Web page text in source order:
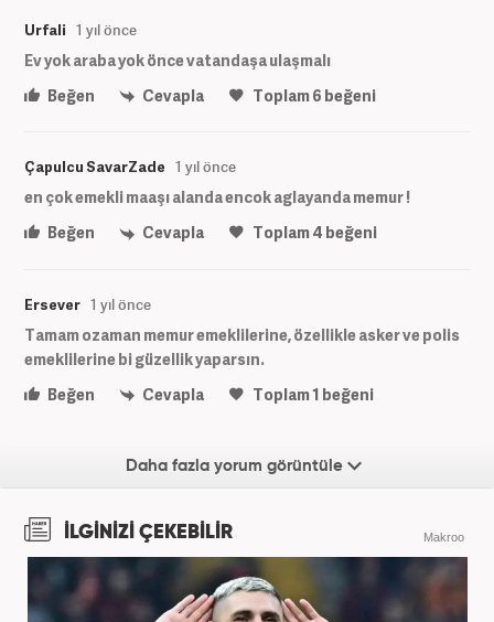
Urfali 1 yıl önce
Ev yok araba yok önce vatandaşa ulaşmalı
Beğen
Cevapla Toplam6 beğeni
Çapulcu SavarZade 1 yıl önce
en çok emekli maaşı alanda encok aglayanda memur !
Beğen
Cevapla Toplam4 beğeni
Ersever 1 yıl önce
Tamam ozaman memur emeklilerine, özellikle asker ve polis
emeklilerine bi güzellik yaparsın.
Beğen
Cevapla Toplam1 beğeni
Daha fazla yorum görüntüle
İLGİNİZİ ÇEKEBİLİR Makroo